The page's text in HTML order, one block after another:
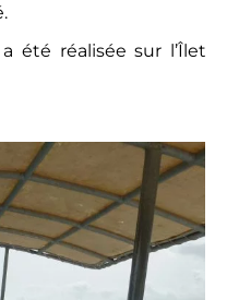
été réalisée sur l’Îlet